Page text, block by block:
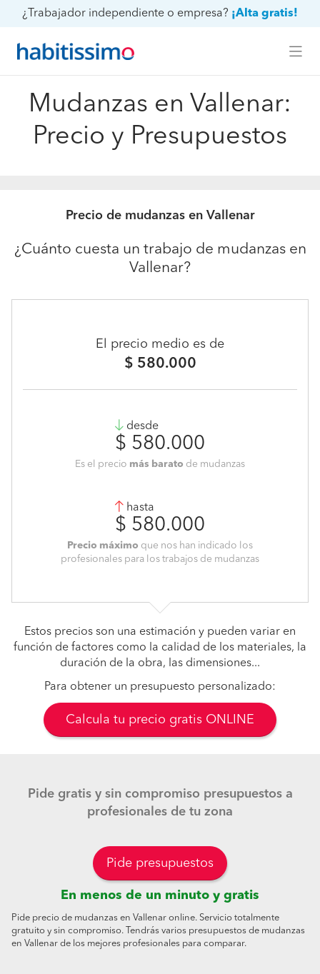
¿Trabajador independiente o empresa? ¡Alta gratis!
Mudanzas en Vallenar:
Precio y Presupuestos
Precio de mudanzas en Vallenar
¿Cuánto cuesta un trabajo de mudanzas en
Vallenar?
El precio medio es de
$ 580.000
desde
$ 580.000
Es el precio más barato de mudanzas
hasta
$ 580.000
Precio máximo que nos han indicado los
profesionales para los trabajos de mudanzas
Estos precios son una estimación y pueden variar en
función de factores como la calidad de los materiales, la
duración de la obra, las dimensiones...
Para obtener un presupuesto personalizado:
Calcula tu precio gratis ONLINE
Pide gratis y sin compromiso presupuestos a
profesionales de tu zona
Pide presupuestos
En menos de un minuto y gratis
Pide precio de mudanzas en Vallenar online. Servicio totalmente
gratuito y sin compromiso. Tendrás varios presupuestos de mudanzas
en Vallenar de los mejores profesionales para comparar.